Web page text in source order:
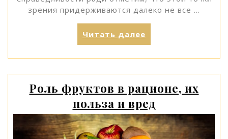
зрения придерживаются далеко не все …
Читать далее
мясо:
польза
Роль фруктов в рационе, их
польза и вред